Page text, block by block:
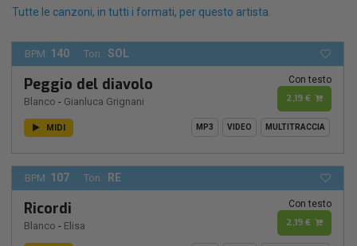
Tutte le canzoni, in tutti i formati, per questo artista.
BPM: 140 Ton.: SOL
Peggio del diavolo
Blanco - Gianluca Grignani
Con testo
2,19 €
MIDI MP3 VIDEO MULTITRACCIA
BPM: 107 Ton.: RE
Ricordi
Blanco - Elisa
Con testo
2,19 €